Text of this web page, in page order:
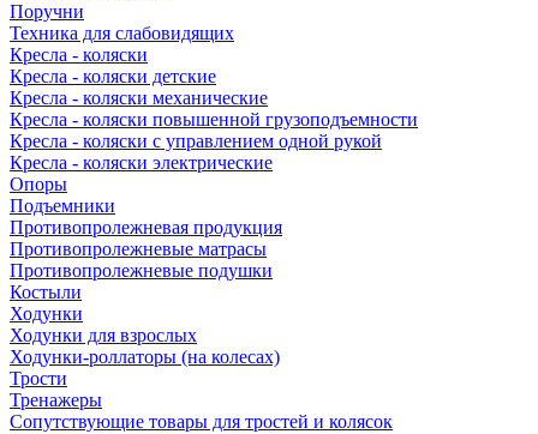
Поручни
Техника для слабовидящих
Кресла - коляски
Кресла - коляски детские
Кресла - коляски механические
Кресла - коляски повышенной грузоподъемности
Кресла - коляски с управлением одной рукой
Кресла - коляски электрические
Опоры
Подъемники
Противопролежневая продукция
Противопролежневые матрасы
Противопролежневые подушки
Костыли
Ходунки
Ходунки для взрослых
Ходунки-роллаторы (на колесах)
Трости
Тренажеры
Сопутствующие товары для тростей и колясок